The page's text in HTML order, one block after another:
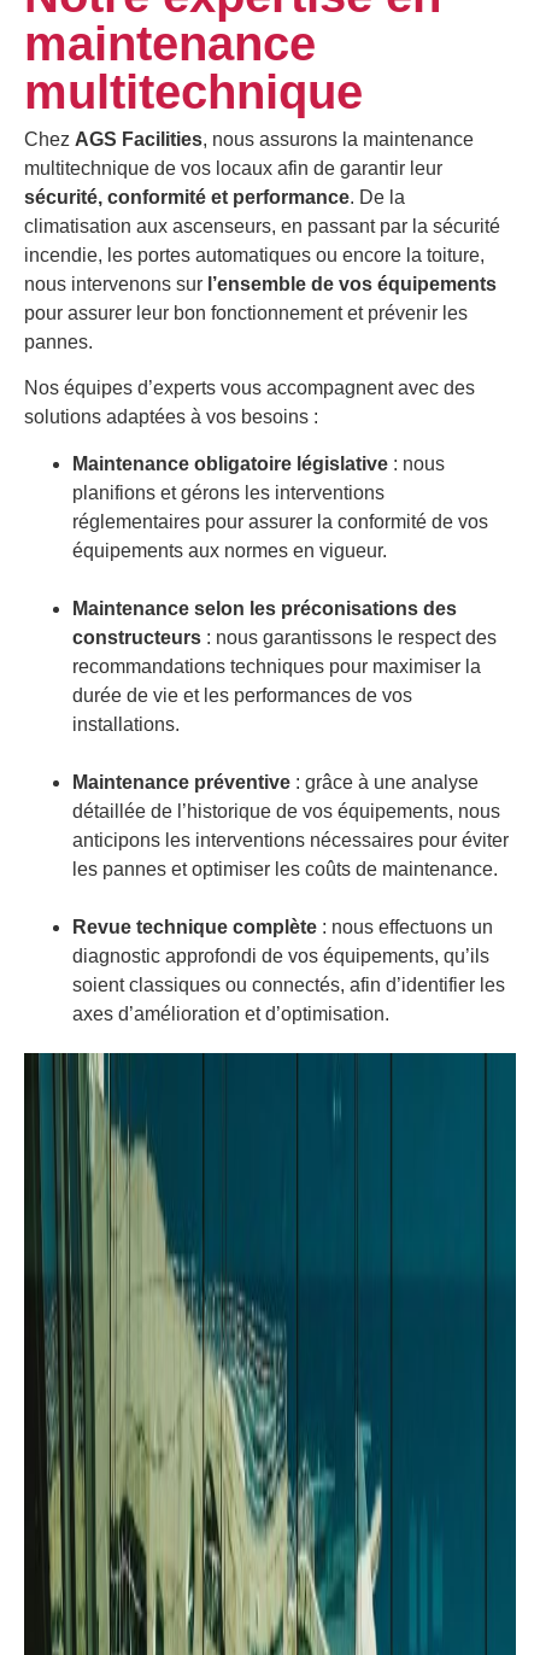
maintenance
multitechnique
Chez AGS Facilities, nous assurons la maintenance
multitechnique de vos locaux afin de garantir leur
sécurité, conformité et performance. De la
climatisation aux ascenseurs, en passant par la sécurité
incendie, les portes automatiques ou encore la toiture,
nous intervenons sur l’ensemble de vos équipements
pour assurer leur bon fonctionnement et prévenir les
pannes.
Nos équipes d’experts vous accompagnent avec des
solutions adaptées à vos besoins :
Maintenance obligatoire législative : nous
planifions et gérons les interventions
réglementaires pour assurer la conformité de vos
équipements aux normes en vigueur.
Maintenance selon les préconisations des
constructeurs : nous garantissons le respect des
recommandations techniques pour maximiser la
durée de vie et les performances de vos
installations.
Maintenance préventive : grâce à une analyse
détaillée de l’historique de vos équipements, nous
anticipons les interventions nécessaires pour éviter
les pannes et optimiser les coûts de maintenance.
Revue technique complète : nous effectuons un
diagnostic approfondi de vos équipements, qu’ils
soient classiques ou connectés, afin d’identifier les
axes d’amélioration et d’optimisation.